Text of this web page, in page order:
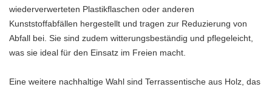
wiederverwerteten Plastikflaschen oder anderen
Kunststoffabfällen hergestellt und tragen zur Reduzierung von
Abfall bei. Sie sind zudem witterungsbeständig und pflegeleicht,
was sie ideal für den Einsatz im Freien macht.
Eine weitere nachhaltige Wahl sind Terrassentische aus Holz, das